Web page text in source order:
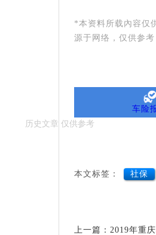
*本资料所载內容仅
源于网络，仅供参考
车险
本文标签： 社保
上一篇：2019年重